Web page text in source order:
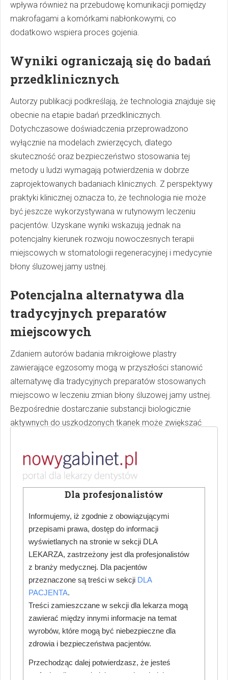
wpływa również na przebudowę komunikacji pomiędzy
makrofagami a komórkami nabłonkowymi, co
dodatkowo wspiera proces gojenia.
Wyniki ograniczają się do badań
przedklinicznych
Autorzy publikacji podkreślają, że technologia znajduje się
obecnie na etapie badań przedklinicznych.
Dotychczasowe doświadczenia przeprowadzono
wyłącznie na modelach zwierzęcych, dlatego
skuteczność oraz bezpieczeństwo stosowania tej
metody u ludzi wymagają potwierdzenia w dobrze
zaprojektowanych badaniach klinicznych. Z perspektywy
praktyki klinicznej oznacza to, że technologia nie może
być jeszcze wykorzystywana w rutynowym leczeniu
pacjentów. Uzyskane wyniki wskazują jednak na
potencjalny kierunek rozwoju nowoczesnych terapii
miejscowych w stomatologii regeneracyjnej i medycynie
błony śluzowej jamy ustnej.
Potencjalna alternatywa dla
tradycyjnych preparatów
miejscowych
Zdaniem autorów badania mikroigłowe plastry
zawierające egzosomy mogą w przyszłości stanowić
alternatywę dla tradycyjnych preparatów stosowanych
miejscowo w leczeniu zmian błony śluzowej jamy ustnej.
Bezpośrednie dostarczanie substancji biologicznie
aktywnych do uszkodzonych tkanek może zwiększać
Wyniki badania zatytułowanego „Exosome-microneedle
patches accelerate oral ulcer healing by remodeling
macrophage-epithelial crosstalk via TSP-1/CD47/NF-κB
signaling” zostały opublikowane w kwietniu 2026 roku na
łamach czasopisma naukowego „Journal of Dental
Research”.
Przemysław Tórz
dziennikarz medyczny
Dziennikarz medyczny specjalizujący się w tematach
Dla profesjonalistów
Informujemy, iż zgodnie z obowiązującymi
przepisami prawa, dostęp do informacji
wyświetlanych na stronie w sekcji DLA
LEKARZA, zastrzeżony jest dla profesjonalistów
z branży medycznej. Dla pacjentów
przeznaczone są treści w sekcji DLA
PACJENTA.
Treści zamieszczane w sekcji dla lekarza mogą
zawierać między innymi informacje na temat
wyrobów, które mogą być niebezpieczne dla
zdrowia i bezpieczeństwa pacjentów.
Przechodząc dalej potwierdzasz, że jesteś
profesjonalistą posiadającym odpowiednią